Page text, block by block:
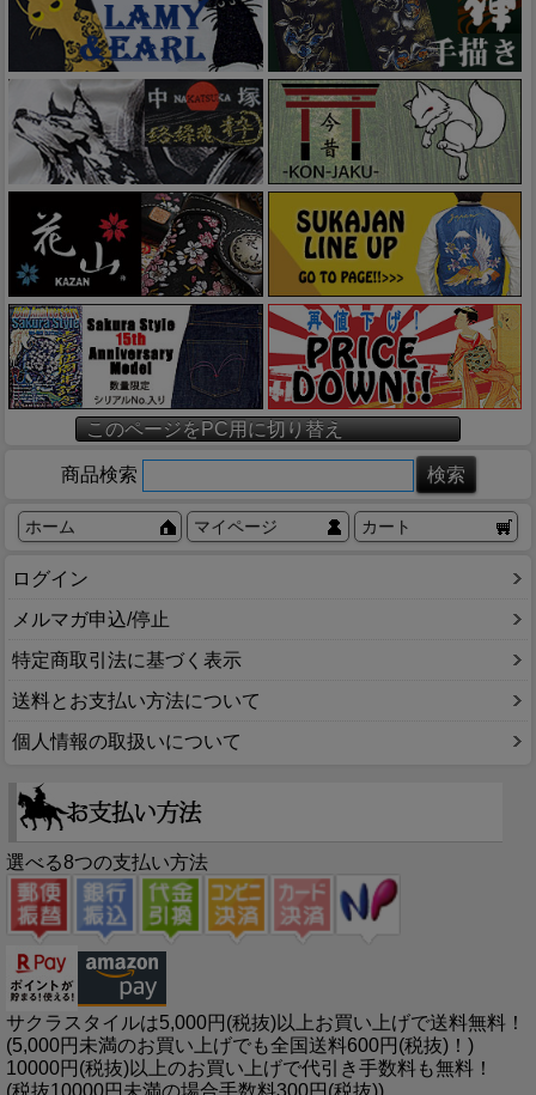
このページをPC用に切り替え
商品検索
ホーム マイページ カート
ログイン
メルマガ申込/停止
特定商取引法に基づく表示
送料とお支払い方法について
個人情報の取扱いについて
選べる8つの支払い方法
サクラスタイルは5,000円(税抜)以上お買い上げで送料無料！
(5,000円未満のお買い上げでも全国送料600円(税抜)！)
10000円(税抜)以上のお買い上げで代引き手数料も無料！